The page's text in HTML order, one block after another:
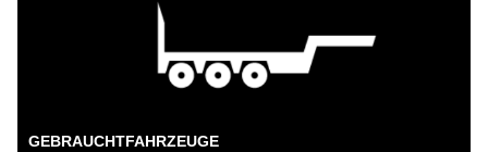
GEBRAUCHTFAHRZEUGE